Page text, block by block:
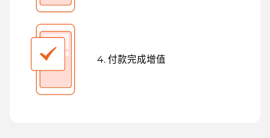
4. 付款完成增值